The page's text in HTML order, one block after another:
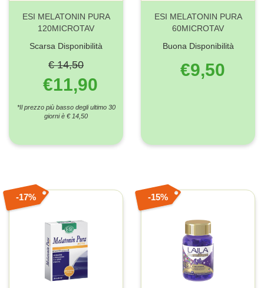
ESI MELATONIN PURA
120MICROTAV
Scarsa Disponibilità
€ 14,50
€11,90
*Il prezzo più basso degli ultimo 30
giorni è € 14,50
ESI MELATONIN PURA
60MICROTAV
Buona Disponibilità
€9,50
17% 15%